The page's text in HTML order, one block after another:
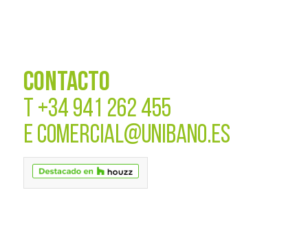
CONTACTO
T +34 941 262 455
E COMERCIAL@UNIBANO.ES